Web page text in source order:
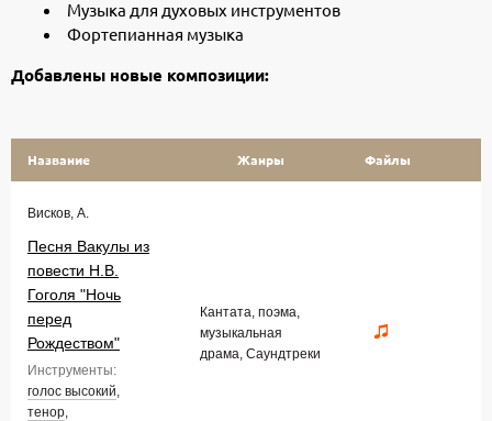
Музыка для духовых инструментов
Фортепианная музыка
Добавлены новые композиции:
Название Жанры Файлы
Висков, А.
Песня Вакулы из
повести Н.В.
Гоголя "Ночь
перед
Рождеством"
Инструменты:
голос высокий,
тенор,
Кантата, поэма,
музыкальная
драма, Саундтреки